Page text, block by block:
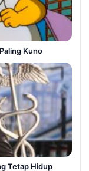
Kuno
Tetap Hidup